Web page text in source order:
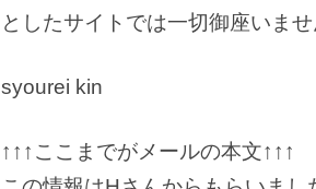
としたサイトでは一切御座いませ
syourei kin
↑↑↑ここまでがメールの本文↑↑↑